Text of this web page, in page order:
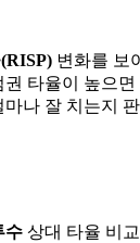
변화를 보
타율이 높으면
나 잘 치는지
수 상대 타율 비교